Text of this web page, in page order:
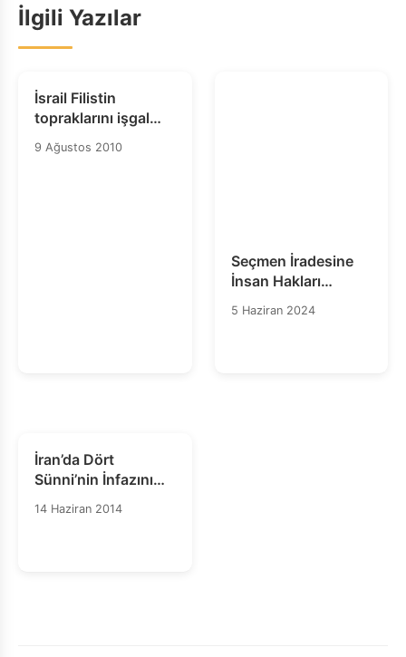
İlgili Yazılar
İsrail Filistin
topraklarını işgal
etti: Hesap verme
sorumluluğunun en
9 Ağustos 2010
Seçmen İradesine
İnsan Hakları
Savunucularının
5 Haziran 2024
İran’da Dört
Sünni’nin İnfazını
Durdurun
14 Haziran 2014